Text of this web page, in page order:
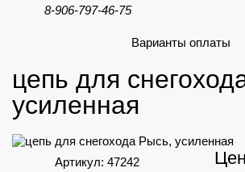
8-906-797-46-75
Варианты оплаты
цепь для
усиленная
Артикул: 47242